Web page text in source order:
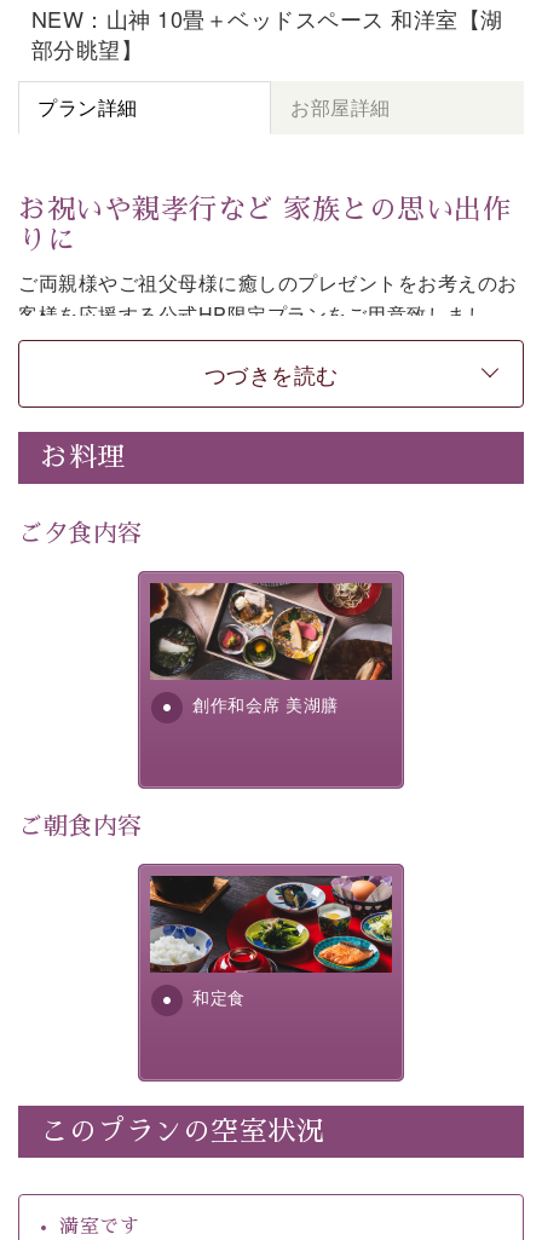
NEW：山神 10畳＋ベッドスペース 和洋室【湖
部分眺望】
プラン詳細 お部屋詳細
お祝いや親孝行など 家族との思い出作
りに
ご両親様やご祖父母様に癒しのプレゼントをお考えのお
客様を応援する公式HP限定プランをご用意致しまし
た。
日頃なかなか言えない感謝の気持ちを
お伝えし
てみてはいかがでしょうか。
-----------【安心への取り組み】----------
個室料亭、貸切風呂のご利用が可能な上、 安心安全にご
30項目以上からなる独自の衛生・消毒プログラムの基、
---------------------------------------------
・記念写真＆オリジナル【フォトフレームカード】プレ
思い出デザートプレート付き
・諏訪大社4社を巡る無料参拝バス（事前予約制）
・館内着をご用意
・就寝用パジャマをご用意
・環境に配慮したアメニティをご用意
・館内フリーWi-Fi
・チェックイン15時、チェックアウト10時
いう昔の暦による料理表現）
・朝食はこだわりの味噌汁をはじめとした和定食
【温泉】
つづきを読む
お料理
ご夕食内容
創作和会席 美湖膳
美湖膳とは諏訪の地で特別を
提供する為に料理長・神原 裕
明が考え出した創作和会席で
す。美しい諏訪湖の幸...
ご朝食内容
和定食
さっぱりとした和食膳に使わ
れる食材は、諏訪の名産品を
ふんだんに取り入れ、安心・
安全を心掛けた長野県産...
このプランの空室状況
満室です